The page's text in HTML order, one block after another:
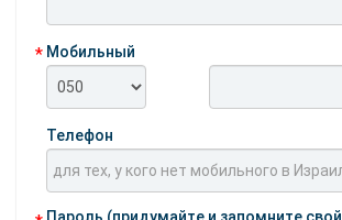
Мобильный
Телефон